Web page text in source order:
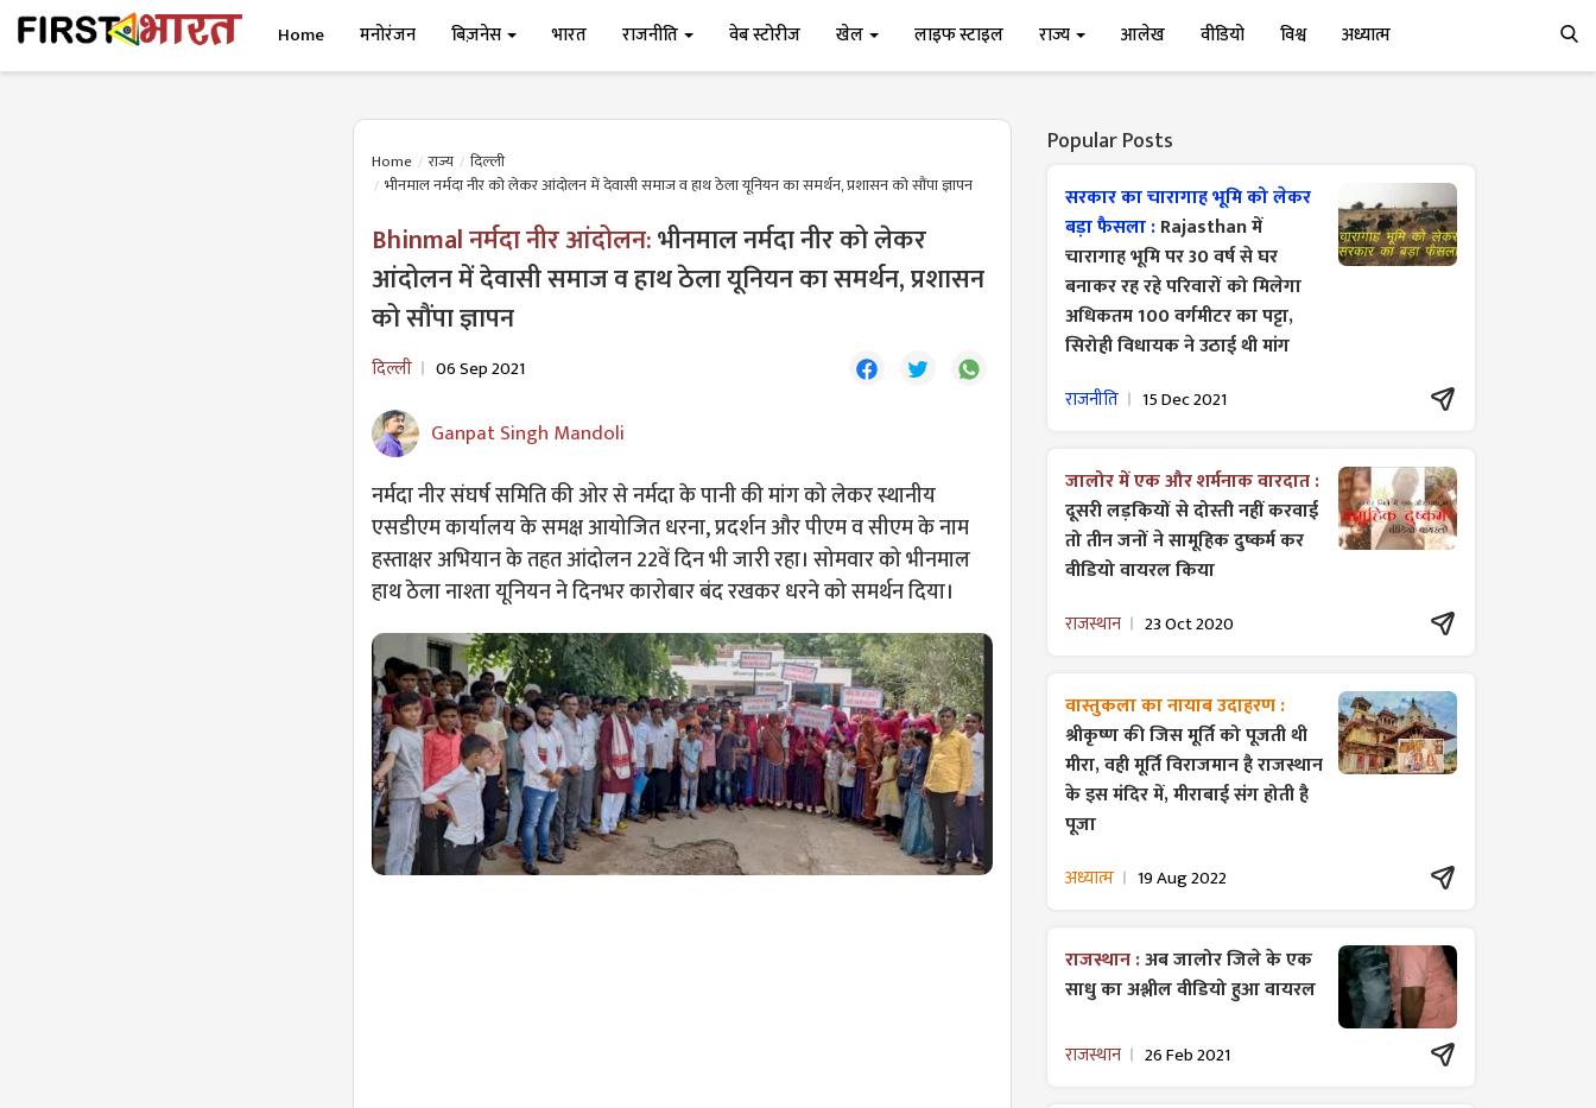
Home मनोरंजन बिज़नेस भारत राजनीति वेब स्टोरीज खेल लाइफ स्टाइल राज्य आलेख वीडियो विश्व अध्यात्म
Home राज्य
दिल्ली
भीनमाल नर्मदा नीर को लेकर आंदोलन में देवासी समाज व हाथ ठेला यूनियन का समर्थन, प्रशासन को सौंपा ज्ञापन
Bhinmal नर्मदा नीर आंदोलन:भीनमाल नर्मदा नीर को लेकर
आंदोलन में देवासी समाज व हाथ ठेला यूनियन का समर्थन, प्रशासन
को सौंपा ज्ञापन
दिल्ली 06 Sep 2021
Ganpat Singh Mandoli
नर्मदा नीर संघर्ष समिति की ओर से नर्मदा के पानी की मांग को लेकर स्थानीय
एसडीएम कार्यालय के समक्ष आयोजित धरना, प्रदर्शन और पीएम व सीएम के नाम
हस्ताक्षर अभियान के तहत आंदोलन 22वें दिन भी जारी रहा। सोमवार को भीनमाल
हाथ ठेला नाश्ता यूनियन ने दिनभर कारोबार बंद रखकर धरने को समर्थन दिया।
Popular Posts
सरकार का चारागाह भूमि को लेकर
बड़ा फैसला :Rajasthan में
चारागाह भूमि पर 30 वर्ष से घर
बनाकर रह रहे परिवारों को मिलेगा
अधिकतम 100 वर्गमीटर का पट्टा,
सिरोही विधायक ने उठाई थी मांग
राजनीति 15 Dec 2021
जालोर में एक और शर्मनाक वारदात :
दूसरी लड़कियों से दोस्ती नहीं करवाई
तो तीन जनों ने सामूहिक दुष्कर्म कर
वीडियो वायरल किया
राजस्थान 23 Oct 2020
वास्तुकला का नायाब उदाहरण :
श्रीकृष्ण की जिस मूर्ति को पूजती थी
मीरा, वही मूर्ति विराजमान है राजस्थान
के इस मंदिर में, मीराबाई संग होती है
पूजा
अध्यात्म 19 Aug 2022
राजस्थान :अब जालोर जिले के एक
साधु का अश्लील वीडियो हुआ वायरल
राजस्थान 26 Feb 2021